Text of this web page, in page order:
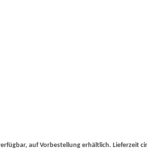
auf Vorbestellung erhältlich. Lieferzeit